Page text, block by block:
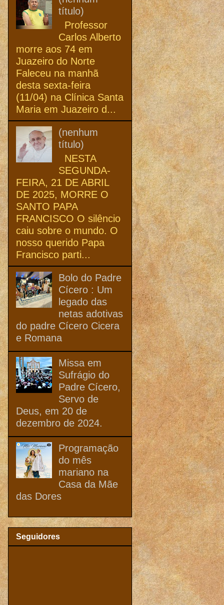
título)
Professor
Carlos Alberto
morre aos 74 em
Juazeiro do Norte
Faleceu na manhã
desta sexta-feira
(11/04) na Clínica Santa
Maria em Juazeiro d...
(nenhum
título)
NESTA
SEGUNDA-
FEIRA, 21 DE ABRIL
DE 2025, MORRE O
SANTO PAPA
FRANCISCO O silêncio
caiu sobre o mundo. O
nosso querido Papa
Francisco parti...
Bolo do Padre
Cícero : Um
legado das
netas adotivas
do padre Cícero Cicera
e Romana
Missa em
Sufrágio do
Padre Cícero,
Servo de
Deus, em 20 de
dezembro de 2024.
Programação
do mês
mariano na
Casa da Mãe
das Dores
Seguidores